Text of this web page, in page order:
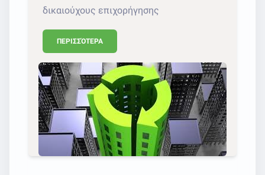
δικαιούχους επιχορήγησης
ΠΕΡΙΣΣΌΤΕΡΑ